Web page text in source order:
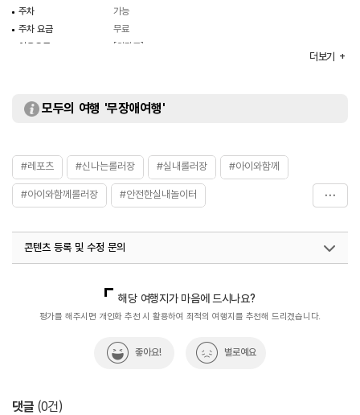
주차
가능
주차 요금
무료
이용요금
[입장료]
- 대인 17,000원
※ 자세한 사항은 홈페이지 참조 및 전화 문의 요망
화장실
있음
더보기
모두의 여행 '무장애여행'
#레포츠 #신나는롤러장 #실내롤러장 #아이와함께
#아이와함께롤러장 #안전한실내놀이터
콘텐츠 등록 및 수정 문의
해당 여행지가 마음에 드시나요?
평가를 해주시면 개인화 추천 시 활용하여 최적의 여행지를 추천해 드리겠습니다.
좋아요! 별로예요
댓글 (0건)